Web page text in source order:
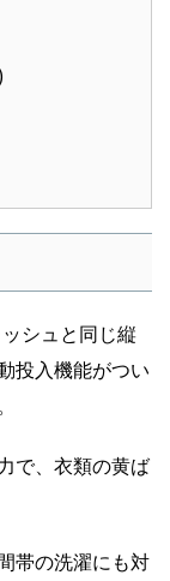
シュと同じ縦
投入機能がつい
で、衣類の黄ば
帯の洗濯にも対